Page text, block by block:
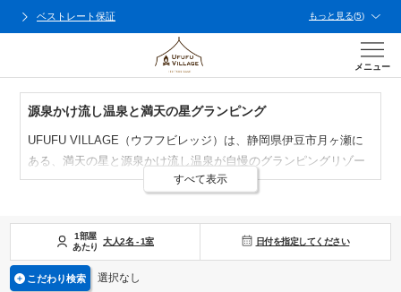
ベストレート保証 もっと見る(5)
メニュー
源泉かけ流し温泉と満天の星グランピング
UFUFU VILLAGE（ウフフビレッジ）は、静岡県伊豆市月ヶ瀬に
ある、満天の星と源泉かけ流し温泉が自慢のグランピングリゾー
トです！
「ドームテントタイプ」に加え、大切なペットと一緒に泊まれる
「ペット同伴タイプドームテント」の３種類をご用意。
どのお部屋もシモンズ社のベッドでぐっすり眠れる快適な空間で
す。
すべて表示
1部屋
あたり
大人2名 -1室 日付を指定してください
こだわり検索 選択なし